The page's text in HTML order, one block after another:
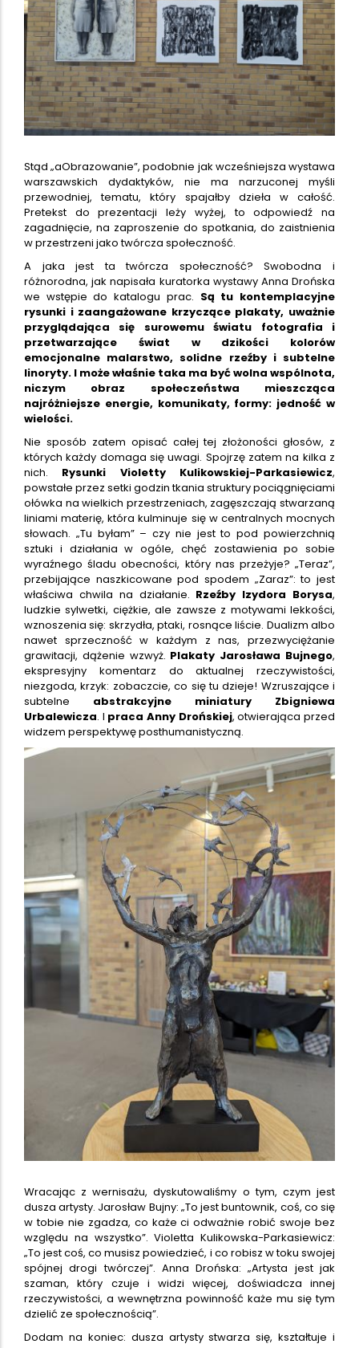
Stąd „aObrazowanie”, podobnie jak wcześniejsza wystawa
warszawskich dydaktyków, nie ma narzuconej myśli
przewodniej, tematu, który spajałby dzieła w całość.
Pretekst do prezentacji leży wyżej, to odpowiedź na
zagadnięcie, na zaproszenie do spotkania, do zaistnienia
w przestrzeni jako twórcza społeczność.
A jaka jest ta twórcza społeczność? Swobodna i
różnorodna, jak napisała kuratorka wystawy Anna Drońska
we wstępie do katalogu prac. Są tu kontemplacyjne
rysunki i zaangażowane krzyczące plakaty, uważnie
przyglądająca się surowemu światu fotografia i
przetwarzające świat w dzikości kolorów
emocjonalne malarstwo, solidne rzeźby i subtelne
linoryty. I może właśnie taka ma być wolna wspólnota,
niczym obraz społeczeństwa mieszcząca
najróżniejsze energie, komunikaty, formy: jedność w
wielości.
Nie sposób zatem opisać całej tej złożoności głosów, z
których każdy domaga się uwagi. Spojrzę zatem na kilka z
nich. Rysunki Violetty Kulikowskiej-Parkasiewicz,
powstałe przez setki godzin tkania struktury pociągnięciami
ołówka na wielkich przestrzeniach, zagęszczają stwarzaną
liniami materię, która kulminuje się w centralnych mocnych
słowach. „Tu byłam” – czy nie jest to pod powierzchnią
sztuki i działania w ogóle, chęć zostawienia po sobie
wyraźnego śladu obecności, który nas przeżyje? „Teraz”,
przebijające naszkicowane pod spodem „Zaraz”: to jest
właściwa chwila na działanie. Rzeźby Izydora Borysa,
ludzkie sylwetki, ciężkie, ale zawsze z motywami lekkości,
wznoszenia się: skrzydła, ptaki, rosnące liście. Dualizm albo
nawet sprzeczność w każdym z nas, przezwyciężanie
grawitacji, dążenie wzwyż. Plakaty Jarosława Bujnego,
ekspresyjny komentarz do aktualnej rzeczywistości,
niezgoda, krzyk: zobaczcie, co się tu dzieje! Wzruszające i
subtelne abstrakcyjne miniatury Zbigniewa
Urbalewicza. I praca Anny Drońskiej, otwierająca przed
widzem perspektywę posthumanistyczną.
Wracając z wernisażu, dyskutowaliśmy o tym, czym jest
dusza artysty. Jarosław Bujny: „To jest buntownik, coś, co się
w tobie nie zgadza, co każe ci odważnie robić swoje bez
względu na wszystko”. Violetta Kulikowska-Parkasiewicz:
„To jest coś, co musisz powiedzieć, i co robisz w toku swojej
spójnej drogi twórczej”. Anna Drońska: „Artysta jest jak
szaman, który czuje i widzi więcej, doświadcza innej
rzeczywistości, a wewnętrzna powinność każe mu się tym
dzielić ze społecznością”.
Dodam na koniec: dusza artysty stwarza się, kształtuje i